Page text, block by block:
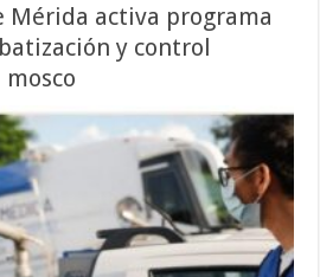
activa programa
y control